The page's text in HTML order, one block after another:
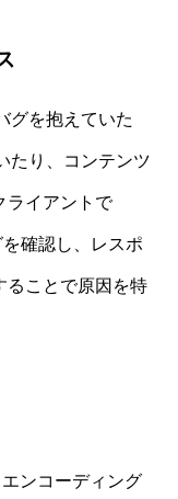
グを抱えていた
たり、コンテンツ
ライアントで
確認し、レスポ
ることで原因を特
ンコーディング